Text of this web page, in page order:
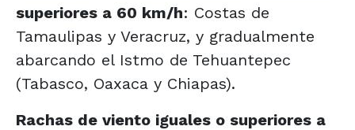
superiores a 60 km/h: Costas de
Tamaulipas y Veracruz, y gradualmente
abarcando el Istmo de Tehuantepec
(Tabasco, Oaxaca y Chiapas).
Rachas de viento iguales o superiores a